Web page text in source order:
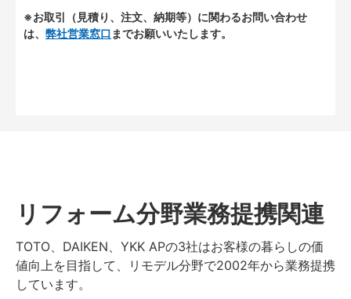
※お取引（見積り、注文、納期等）に関わるお問い合わせ
は、 弊社営業窓口 までお願いいたします。
リフォーム分野業務提携関連
TOTO、DAIKEN、YKK APの3社はお客様の暮らしの価
値向上を目指して、リモデル分野で2002年から業務提携
しています。